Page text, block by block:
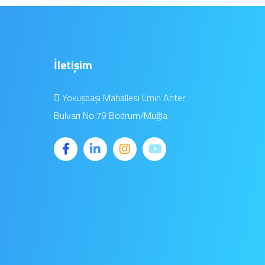
İletişim
Yokuşbaşı Mahallesi Emin Anter
Bulvarı No:79 Bodrum/Muğla